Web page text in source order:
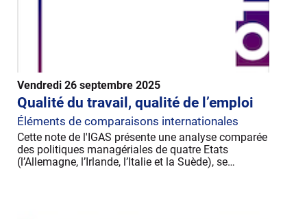
Vendredi 26 septembre 2025
Qualité du travail, qualité de l’emploi
Éléments de comparaisons internationales
Cette note de l'IGAS présente une analyse comparée
des politiques managériales de quatre Etats
(l’Allemagne, l’Irlande, l’Italie et la Suède), se…